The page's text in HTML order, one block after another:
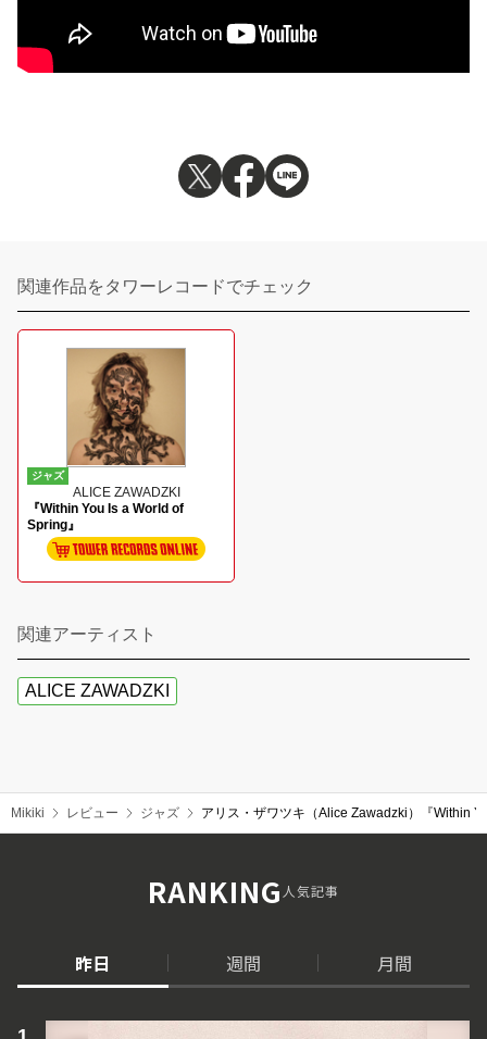
関連作品をタワーレコードでチェック
ジャズ
ALICE ZAWADZKI
『Within You Is a World of
Spring』
関連アーティスト
ALICE ZAWADZKI
Mikiki レビュー ジャズ アリス・ザワツキ（Alice Zawadzki）『Within
RANKING人気記事
昨日 週間 月間